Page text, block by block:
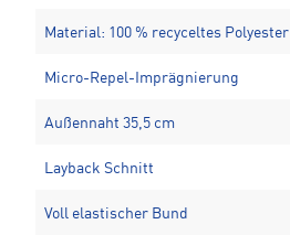
Material: 100 % recyceltes Polyester
Micro-Repel-Imprägnierung
Außennaht 35,5 cm
Layback Schnitt
Voll elastischer Bund